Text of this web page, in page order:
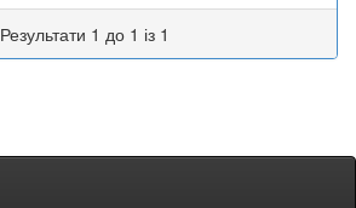
Результати 1 до 1 із 1